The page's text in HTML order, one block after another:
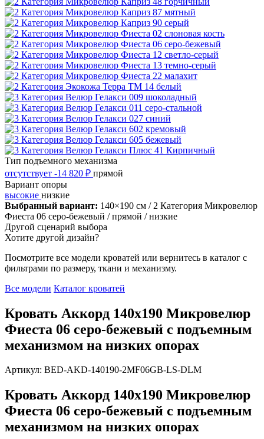
Тип подъемного механизма
отсутствует -14 820 ₽ прямой
Вариант опоры
высокие низкие
Выбранный вариант: 140×190 см / 2 Категория Микровелюр
Фиеста 06 серо-бежевый / прямой / низкие
Другой сценарий выбора
Хотите другой дизайн?
Посмотрите все модели кроватей или вернитесь в каталог с
фильтрами по размеру, ткани и механизму.
Все модели Каталог кроватей
Кровать Аккорд 140х190 Микровелюр
Фиеста 06 серо-бежевый с подъемным
механизмом на низких опорах
Артикул: BED-AKD-140190-2MF06GB-LS-DLM
Кровать Аккорд 140х190 Микровелюр
Фиеста 06 серо-бежевый с подъемным
механизмом на низких опорах